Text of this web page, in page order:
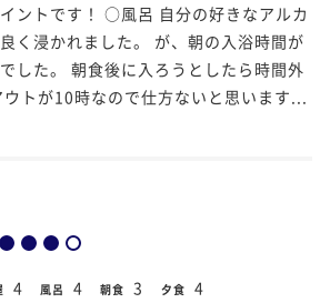
ントです！ ○風呂 自分の好きなアルカ
く浸かれました。 が、朝の入浴時間が
した。 朝食後に入ろうとしたら時間外
トが10時なので仕方ないと思います...
4 風呂 4 朝食 3 夕食 4